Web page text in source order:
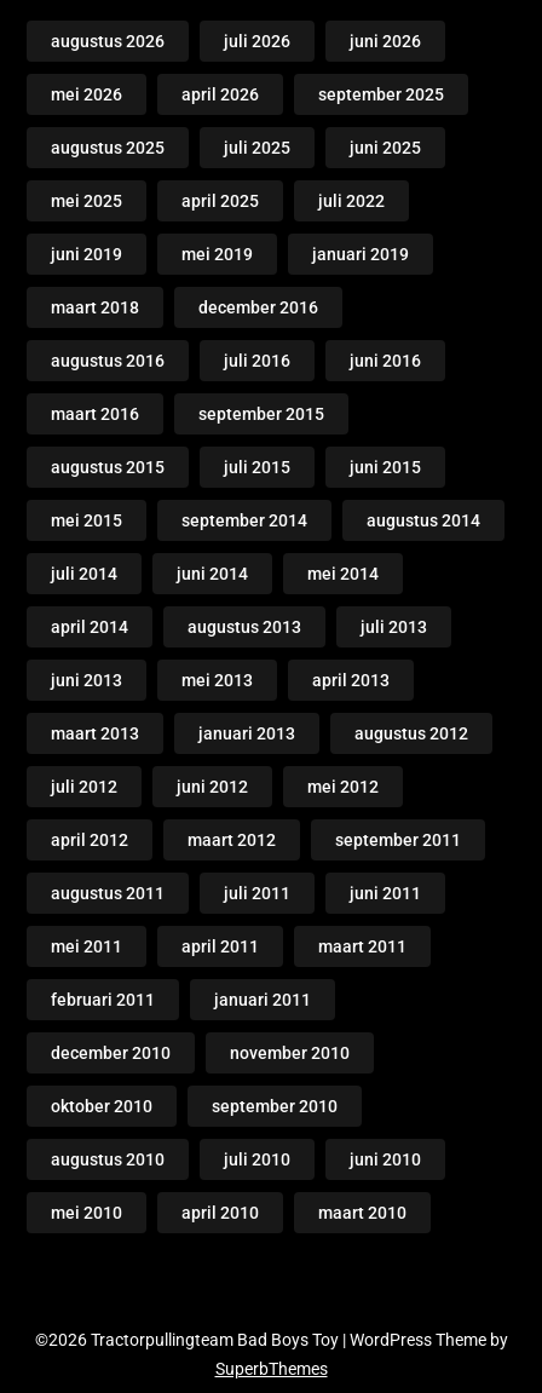
augustus 2026 juli 2026 juni 2026
mei 2026 april 2026 september 2025
augustus 2025 juli 2025 juni 2025
mei 2025 april 2025 juli 2022
juni 2019 mei 2019 januari 2019
maart 2018 december 2016
augustus 2016 juli 2016 juni 2016
maart 2016 september 2015
augustus 2015 juli 2015 juni 2015
mei 2015 september 2014 augustus 2014
juli 2014 juni 2014 mei 2014
april 2014 augustus 2013 juli 2013
juni 2013 mei 2013 april 2013
maart 2013 januari 2013 augustus 2012
juli 2012 juni 2012 mei 2012
april 2012 maart 2012 september 2011
augustus 2011 juli 2011 juni 2011
mei 2011 april 2011 maart 2011
februari 2011 januari 2011
december 2010 november 2010
oktober 2010 september 2010
augustus 2010 juli 2010 juni 2010
mei 2010 april 2010 maart 2010
©2026 Tractorpullingteam Bad Boys Toy | WordPress Theme by
SuperbThemes